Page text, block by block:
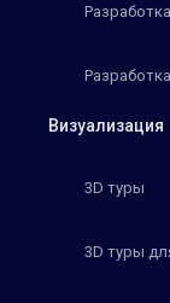
Визуализация
3D туры
3D туры